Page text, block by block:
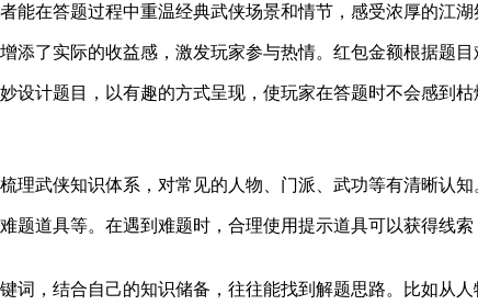
在答题过程中重温经典武侠场景和情节，感受浓厚的江湖
了实际的收益感，激发玩家参与热情。红包金额根据题
计题目，以有趣的方式呈现，使玩家在答题时不会感到枯
武侠知识体系，对常见的人物、门派、武功等有清晰认知
题道具等。在遇到难题时，合理使用提示道具可以获得线
，结合自己的知识储备，往往能找到解题思路。比如从人